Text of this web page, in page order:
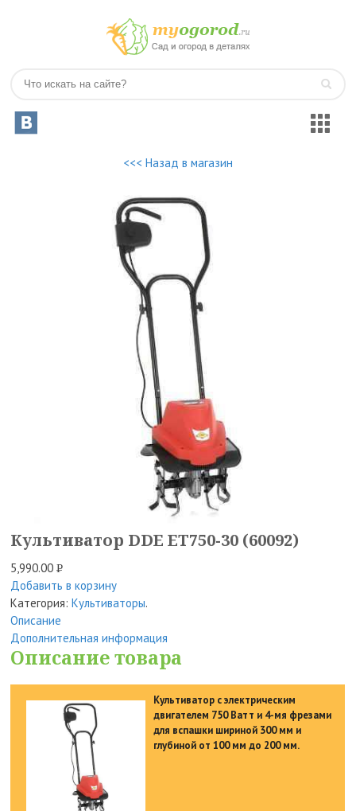
<<< Назад в магазин
Культиватор DDE ET750-30 (60092)
5,990.00Р
УБ.
Добавить в корзину
Категория:Культиваторы.
Описание
Дополнительная информация
Описание товара
Культиватор с электрическим
двигателем 750 Ватт и 4-мя фрезами
для вспашки шириной 300 мм и
глубиной от 100 мм до 200 мм.